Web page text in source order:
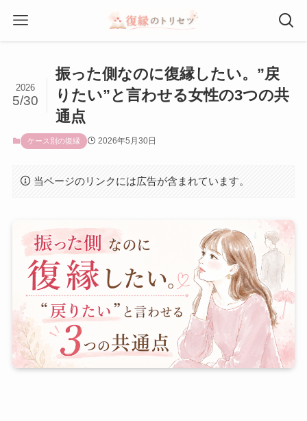
振った側なのに復縁したい。”戻
りたい”と言わせる女性の3つの共
通点
2026
5/30
ケース別の復縁 2026年5月30日
当ページのリンクには広告が含まれています。